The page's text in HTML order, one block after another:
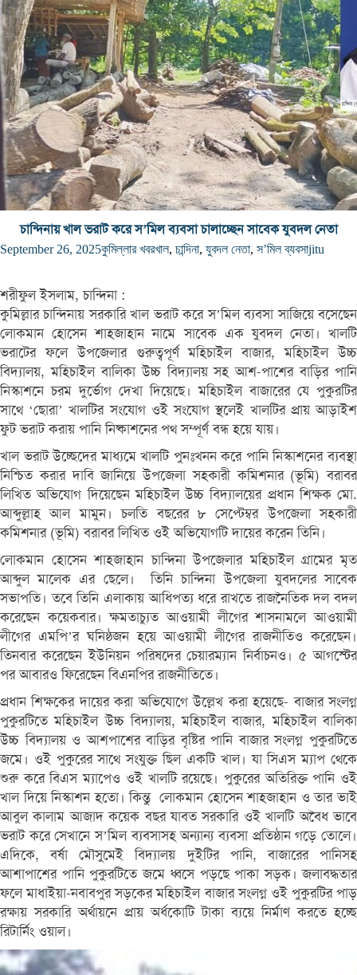
চান্দিনায় খাল ভরাট করে স’মিল ব্যবসা চালাচ্ছেন সাবেক যুবদল নেতা
September 26, 2025কুমিল্লার খবরখাল, চান্দিনা, যুবদল নেতা, স’মিল ব্যবসাjitu
শরীফুল ইসলাম, চান্দিনা :
কুমিল্লার চান্দিনায় সরকারি খাল ভরাট করে স’মিল ব্যবসা সাজিয়ে বসেছেন
লোকমান হোসেন শাহজাহান নামে সাবেক এক যুবদল নেতা। খালটি
ভরাটের ফলে উপজেলার গুরুত্বপূর্ণ মহিচাইল বাজার, মহিচাইল উচ্চ
বিদ্যালয়, মহিচাইল বালিকা উচ্চ বিদ্যালয় সহ আশ-পাশের বাড়ির পানি
নিস্কাশনে চরম দুর্ভোগ দেখা দিয়েছে। মহিচাইল বাজারের যে পুকুরটির
সাথে ‘ছোরা’ খালটির সংযোগ ওই সংযোগ স্থলেই খালটির প্রায় আড়াইশ
ফুট ভরাট করায় পানি নিষ্কাশনের পথ সম্পূর্ণ বন্ধ হয়ে যায়।
খাল ভরাট উচ্ছেদের মাধ্যমে খালটি পুনঃখনন করে পানি নিস্কাশনের ব্যবস্থা
নিশ্চিত করার দাবি জানিয়ে উপজেলা সহকারী কমিশনার (ভূমি) বরাবর
লিখিত অভিযোগ দিয়েছেন মহিচাইল উচ্চ বিদ্যালয়ের প্রধান শিক্ষক মো.
আব্দুল্লাহ আল মামুন। চলতি বছরের ৮ সেপ্টেম্বর উপজেলা সহকারী
কমিশনার (ভূমি) বরাবর লিখিত ওই অভিযোগটি দায়ের করেন তিনি।
লোকমান হোসেন শাহজাহান চান্দিনা উপজেলার মহিচাইল গ্রামের মৃত
আব্দুল মালেক এর ছেলে। তিনি চান্দিনা উপজেলা যুবদলের সাবেক
সভাপতি। তবে তিনি এলাকায় আধিপত্য ধরে রাখতে রাজনৈতিক দল বদল
করেছেন কয়েকবার। ক্ষমতাচ্যুত আওয়ামী লীগের শাসনামলে আওয়ামী
লীগের এমপি’র ঘনিষ্ঠজন হয়ে আওয়ামী লীগের রাজনীতিও করেছেন।
তিনবার করেছেন ইউনিয়ন পরিষদের চেয়ারম্যান নির্বাচনও। ৫ আগস্টের
পর আবারও ফিরেছেন বিএনপির রাজনীতিতে।
প্রধান শিক্ষকের দায়ের করা অভিযোগে উল্লেখ করা হয়েছে- বাজার সংলগ্ন
পুকুরটিতে মহিচাইল উচ্চ বিদ্যালয়, মহিচাইল বাজার, মহিচাইল বালিকা
উচ্চ বিদ্যালয় ও আশপাশের বাড়ির বৃষ্টির পানি বাজার সংলগ্ন পুকুরটিতে
জমে। ওই পুকুরের সাথে সংযুক্ত ছিল একটি খাল। যা সিএস ম্যাপ থেকে
শুরু করে বিএস ম্যাপেও ওই খালটি রয়েছে। পুকুরের অতিরিক্ত পানি ওই
খাল দিয়ে নিস্কাশন হতো। কিন্তু লোকমান হোসেন শাহজাহান ও তার ভাই
আবুল কালাম আজাদ কয়েক বছর যাবত সরকারি ওই খালটি অবৈধ ভাবে
ভরাট করে সেখানে স’মিল ব্যবসাসহ অন্যান্য ব্যবসা প্রতিষ্ঠান গড়ে তোলে।
এদিকে, বর্ষা মৌসুমেই বিদ্যালয় দুইটির পানি, বাজারের পানিসহ
আশাপাশের পানি পুকুরটিতে জমে ধ্বসে পড়ছে পাকা সড়ক। জলাবদ্ধতার
ফলে মাধাইয়া-নবাবপুর সড়কের মহিচাইল বাজার সংলগ্ন ওই পুকুরটির পাড়
রক্ষায় সরকারি অর্থায়নে প্রায় অর্ধকোটি টাকা ব্যয়ে নির্মাণ করতে হচ্ছে
রিটার্নিং ওয়াল।